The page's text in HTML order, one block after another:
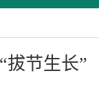
拔节生长”